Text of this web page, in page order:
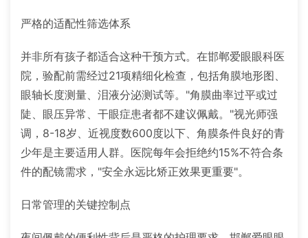
严格的适配性筛选体系
并非所有孩子都适合这种干预方式。在邯郸爱眼眼科医
院，验配前需经过21项精细化检查，包括角膜地形图、
眼轴长度测量、泪液分泌测试等。"角膜曲率过平或过
陡、眼压异常、干眼症患者都不建议佩戴。"视光师强
调，8-18岁、近视度数600度以下、角膜条件良好的青
少年是主要适用人群。医院每年会拒绝约15%不符合条
件的配镜需求，"安全永远比矫正效果更重要"。
日常管理的关键控制点